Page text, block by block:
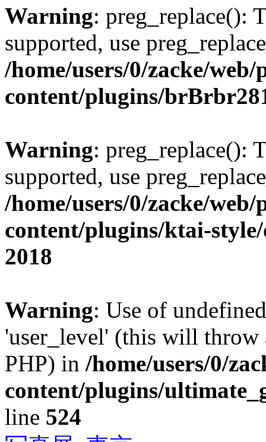
Warning: preg_replace():
supported, use
/home/users/0/zacke/
content/plugins/
Warning: preg_replace():
supported, use
/home/users/0/zacke/
content/plugins/ktai-
2018
Warning: Use of
'user_level' (this will
PHP) in /home/users/0/
content/plugins/
line 524